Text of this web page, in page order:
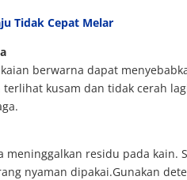
Tidak Cepat Melar
berwarna dapat
kusam dan tidak cerah
residu pada kain.
nyaman dipakai.Gunakan